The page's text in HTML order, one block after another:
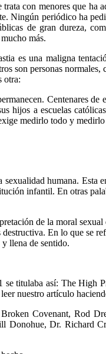
con menores que
Ningún periódico ha
de gran dureza,
más.
es una maligna
son personas
otra:
Centenares de
hijos a escuelas
medirlo todo y
humana. Esta
infantil. En otras
de la moral
En lo que se
llena de sentido.
titulaba así: The High
nuestro artículo
Covenant, Rod
Dr. Richard